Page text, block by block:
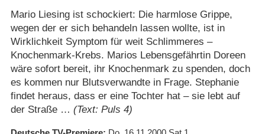
Mario Liesing ist schockiert: Die harmlose Grippe,
wegen der er sich behandeln lassen wollte, ist in
Wirklichkeit Symptom für weit Schlimmeres –
Knochenmark-Krebs. Marios Lebensgefährtin Doreen
wäre sofort bereit, ihr Knochenmark zu spenden, doch
es kommen nur Blutsverwandte in Frage. Stephanie
findet heraus, dass er eine Tochter hat – sie lebt auf
der Straße … (Text: Puls 4)